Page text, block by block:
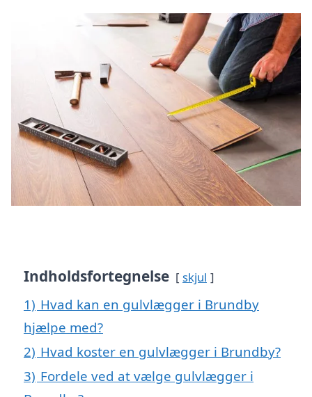
Indholdsfortegnelse skjul
1) Hvad kan en gulvlægger i Brundby
hjælpe med?
2) Hvad koster en gulvlægger i Brundby?
3) Fordele ved at vælge gulvlægger i